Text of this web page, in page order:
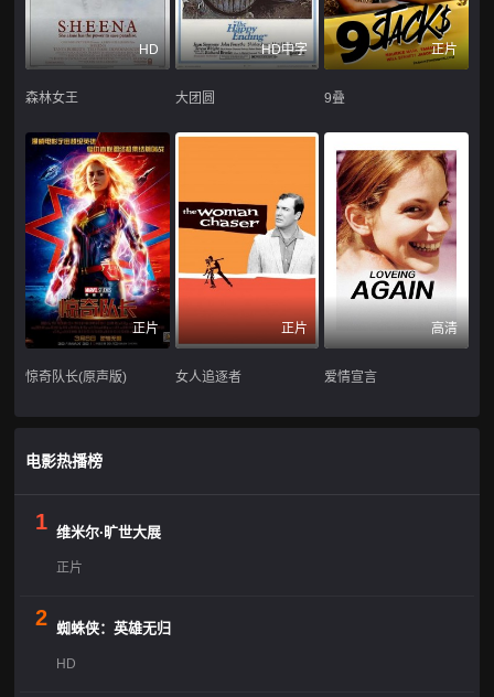
HD
森林女王
HD中字
大团圆
正片
9叠
正片
惊奇队长(原声版)
正片
女人追逐者
高清
爱情宣言
电影热播榜
1 维米尔·旷世大展
正片
2 蜘蛛侠：英雄无归
HD